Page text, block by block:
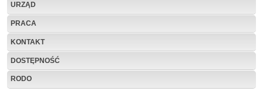
URZĄD
PRACA
KONTAKT
DOSTĘPNOŚĆ
RODO